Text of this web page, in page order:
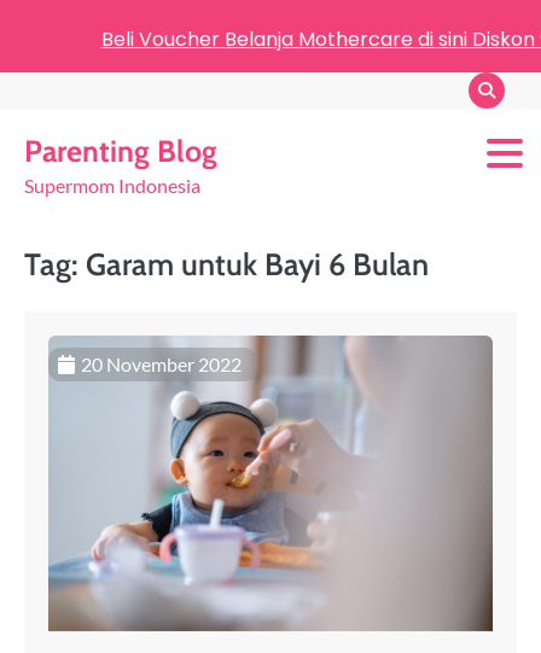
Parenting Blog
Supermom Indonesia
Tag: Garam untuk Bayi 6 Bulan
20 November 2022
Beli Voucher Belanja Mothercare di sini Diskon